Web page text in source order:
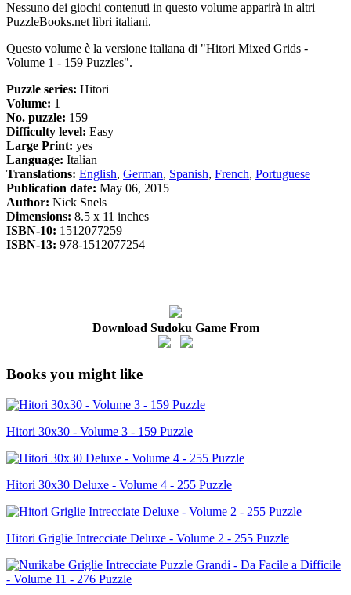
Nessuno dei giochi contenuti in questo volume apparirà in altri
PuzzleBooks.net libri italiani.
Questo volume è la versione italiana di "Hitori Mixed Grids -
Volume 1 - 159 Puzzles".
Puzzle series: Hitori
Volume: 1
No. puzzle: 159
Difficulty level: Easy
Large Print: yes
Language: Italian
Translations: English, German, Spanish, French, Portuguese
Publication date: May 06, 2015
Author: Nick Snels
Dimensions: 8.5 x 11 inches
ISBN-10: 1512077259
ISBN-13: 978-1512077254
Download Sudoku Game From
Books you might like
Hitori 30x30 - Volume 3 - 159 Puzzle
Hitori 30x30 Deluxe - Volume 4 - 255 Puzzle
Hitori Griglie Intrecciate Deluxe - Volume 2 - 255 Puzzle